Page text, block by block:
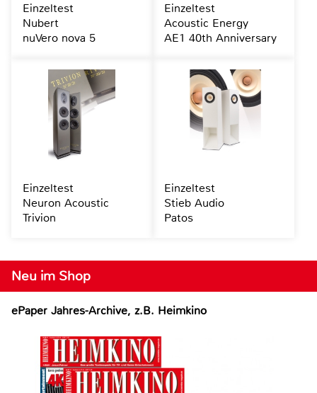
Neu im Shop
ePaper Jahres-Archive, z.B. Heimkino
Einzeltest
Nubert
nuVero nova 5
Einzeltest
Acoustic Energy
AE1 40th Anniversary
Einzeltest
Neuron Acoustic
Trivion
Einzeltest
Stieb Audio
Patos